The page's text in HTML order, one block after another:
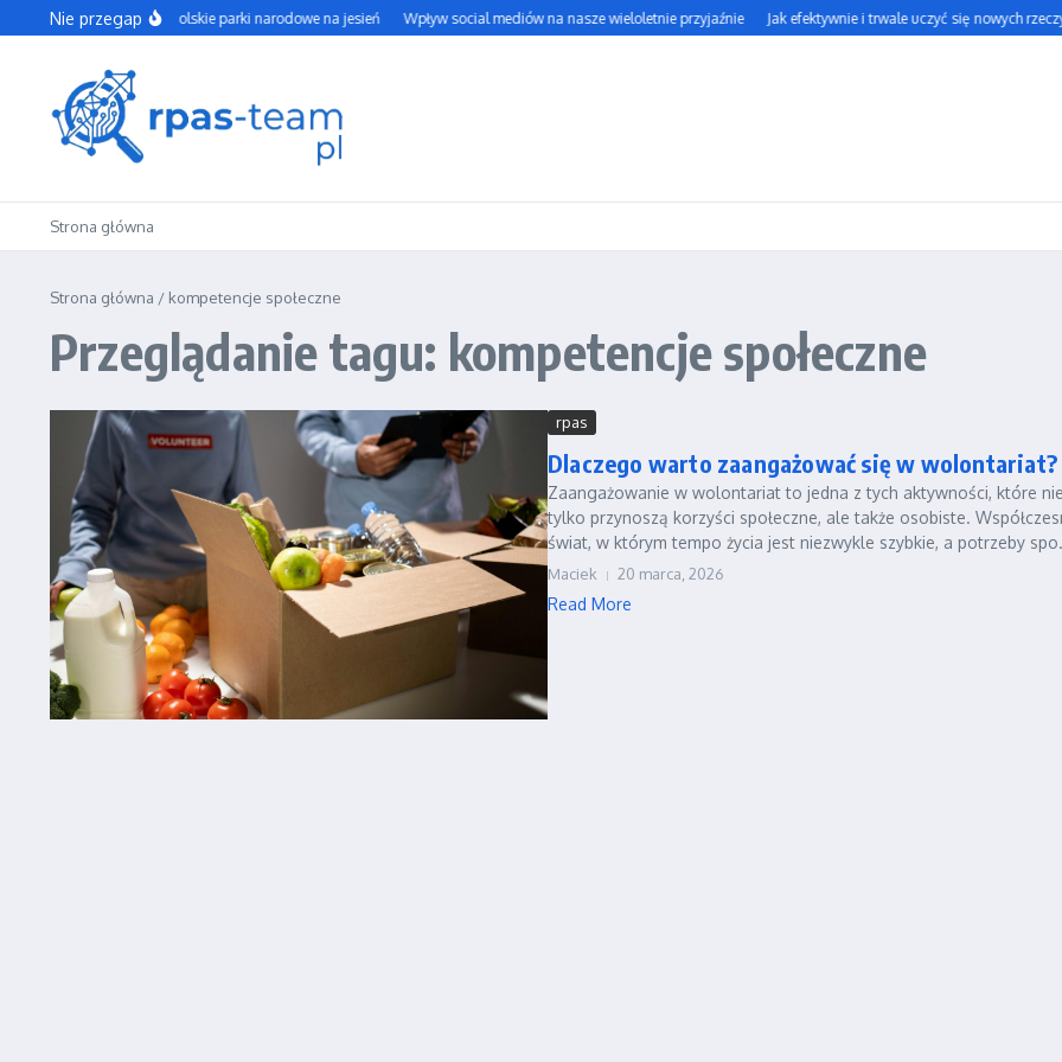
Przejdź do treści
Nie przegap
Najpiękniejsze polskie parki narodowe na jesień Wpływ social mediów na nasze wieloletnie przyjaźnie Jak efektywnie i trwale uczyć się nowych rzeczy?
Strona główna
Strona główna / kompetencje społeczne
Przeglądanie tagu: kompetencje społeczne
rpas
Dlaczego warto zaangażować się w wolontariat?
Zaangażowanie w wolontariat to jedna z tych aktywności, które nie
tylko przynoszą korzyści społeczne, ale także osobiste.
świat, w którym tempo życia jest niezwykle szybkie, a potrzeby
Maciek 20 marca, 2026
Read More